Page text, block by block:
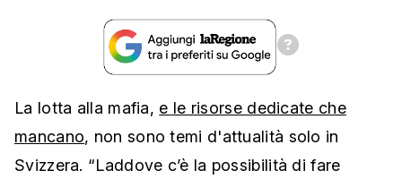
La lotta alla mafia, e le risorse dedicate che
mancano, non sono temi d'attualità solo in
Svizzera. “Laddove c’è la possibilità di fare